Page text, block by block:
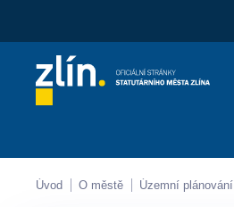
Kontakty
Úvod O městě Územní plánování